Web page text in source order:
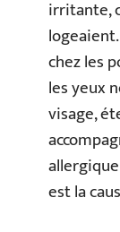
irritante,
chez les
les yeux
visage,
est la